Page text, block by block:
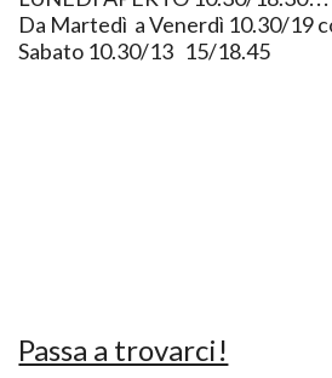
Da Martedì a Venerdì 10.30/19
Sabato 10.30/13 15/18.45
Passa a trovarci!